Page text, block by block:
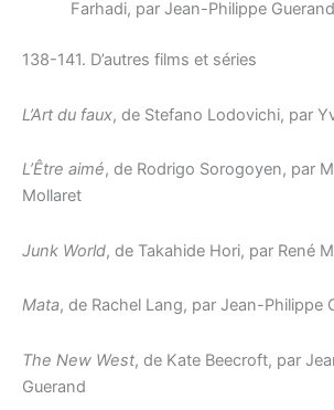
Farhadi, par Jean-Philippe Guerand
138-141. D’autres films et séries
L’Art du faux, de Stefano Lodovichi, par
L’Être aimé, de Rodrigo Sorogoyen, par
Mollaret
Junk World, de Takahide Hori, par René
Mata, de Rachel Lang, par Jean-Philippe
The New West, de Kate Beecroft, par
Guerand